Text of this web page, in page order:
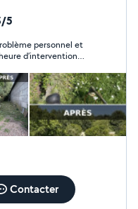
5
personnel et
d’intervention
Contacter